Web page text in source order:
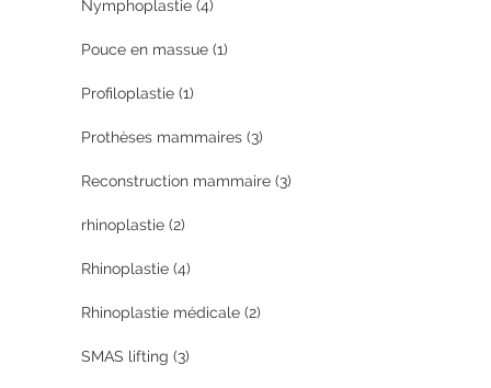
Nymphoplastie (4)
Pouce en massue (1)
Profiloplastie (1)
Prothèses mammaires (3)
Reconstruction mammaire (3)
rhinoplastie (2)
Rhinoplastie (4)
Rhinoplastie médicale (2)
SMAS lifting (3)